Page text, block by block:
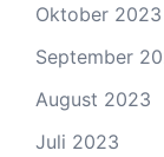
Oktober 2023
September
August 2023
Juli 2023